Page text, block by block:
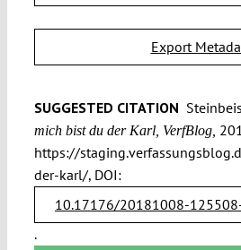
Export
SUGGESTED CITATION
mich bist du der Karl, VerfBlog,
https://
der-karl/, DOI:
10.17176/20181008-
.